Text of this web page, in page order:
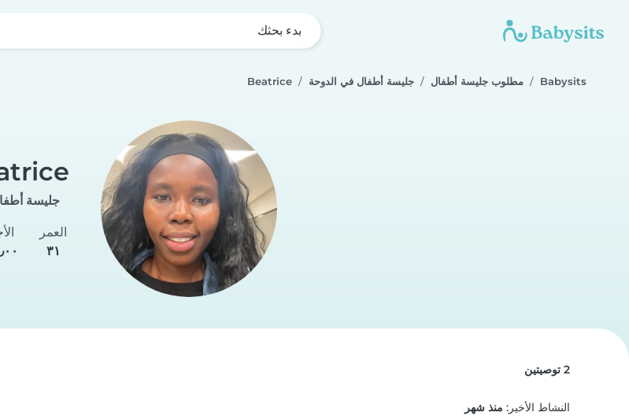
بدء بحثك
Babysits مطلوب جليسة أطفال جليسة أطفال في الدوحة Beatrice
جليسة
العمر
٣١
2 توصيتين
النشاط الأخير: منذ شهر